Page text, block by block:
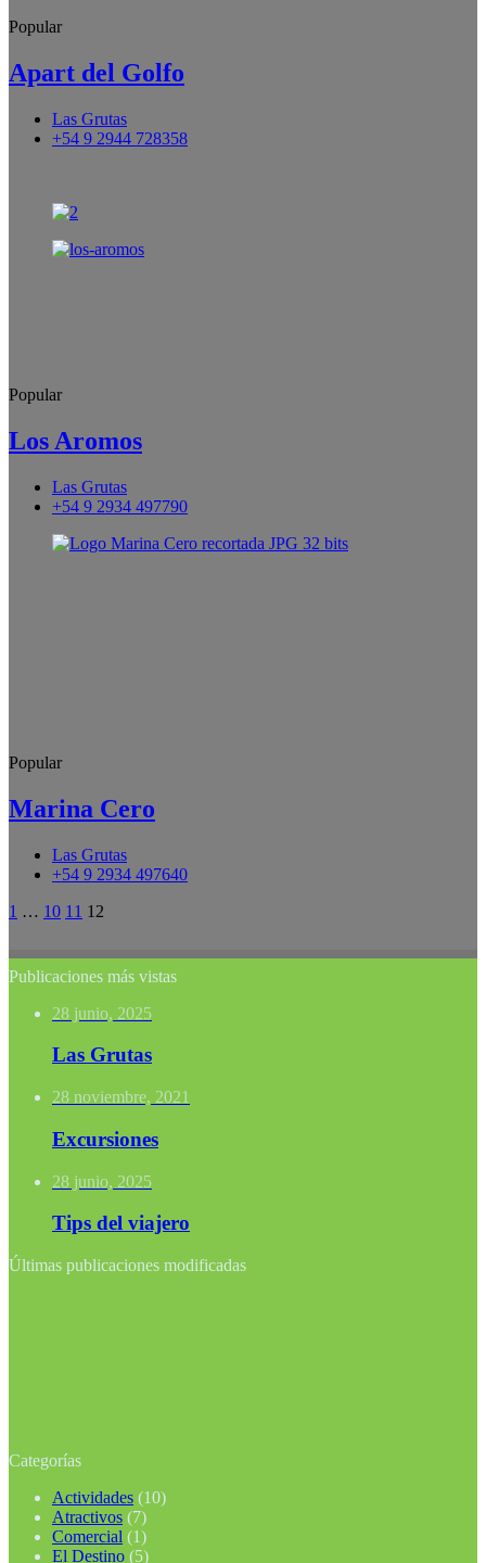
Popular
Apart del Golfo
Las Grutas
+54 9 2944 728358
Popular
Los Aromos
Las Grutas
+54 9 2934 497790
Popular
Marina Cero
Las Grutas
+54 9 2934 497640
1 … 10 11 12
Publicaciones más vistas
28 junio, 2025
Las Grutas
28 noviembre, 2021
Excursiones
28 junio, 2025
Tips del viajero
Últimas publicaciones modificadas
Categorías
Actividades (10)
Atractivos (7)
Comercial (1)
El Destino (5)